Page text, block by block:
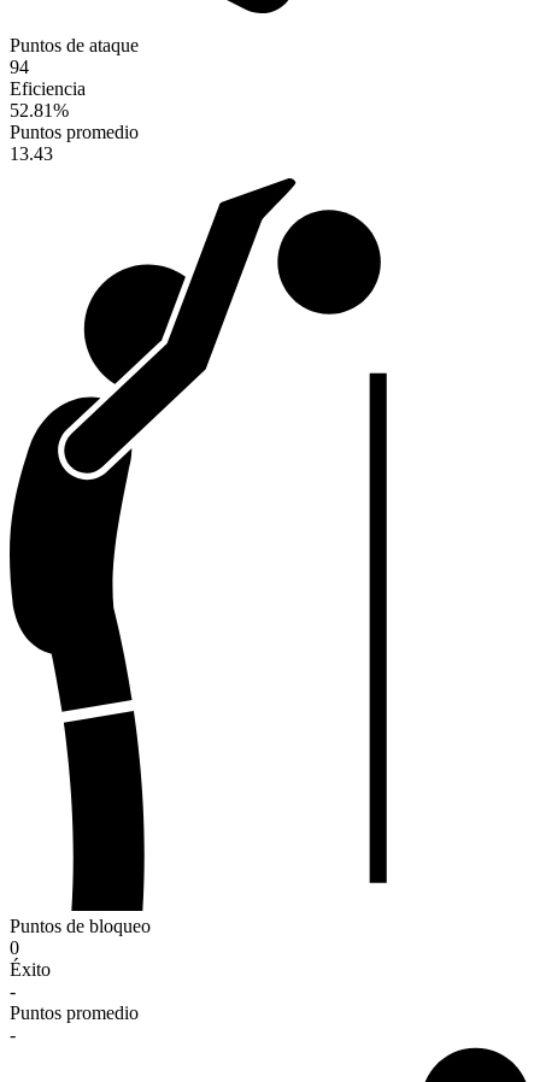
Puntos de ataque
94
Eficiencia
52.81%
Puntos promedio
13.43
Puntos de bloqueo
0
Éxito
-
Puntos promedio
-